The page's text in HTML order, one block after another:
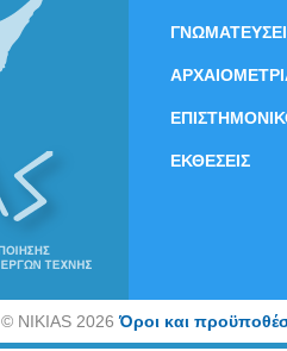
ΕΚΘΕΣΕΙΣ
©NIKIAS 2026Όροι και